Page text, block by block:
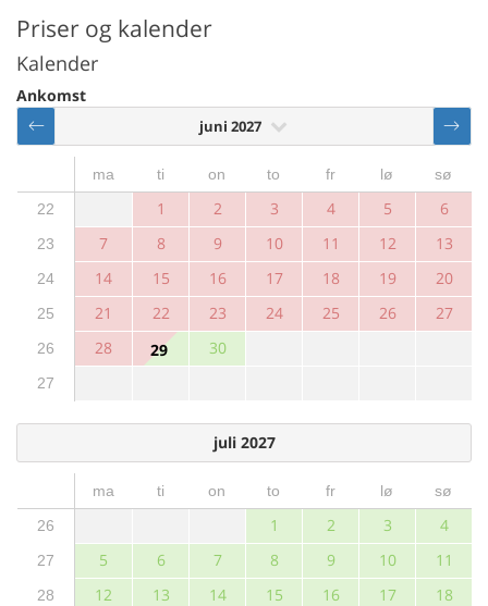
Priser og kalender
Kalender
Ankomst
juni 2027
ma ti on to fr lø
sø
22
1 2 3 4 5 6
23 7 8 9 10 11 12 13
24 14 15 16 17 18 19 20
25 21 22 23 24 25 26 27
26 28 29 30
27
juli 2027
ma ti on to fr lø
sø
26
1 2 3 4
27 5 6 7 8 9 10 11
28 12 13 14 15 16 17 18